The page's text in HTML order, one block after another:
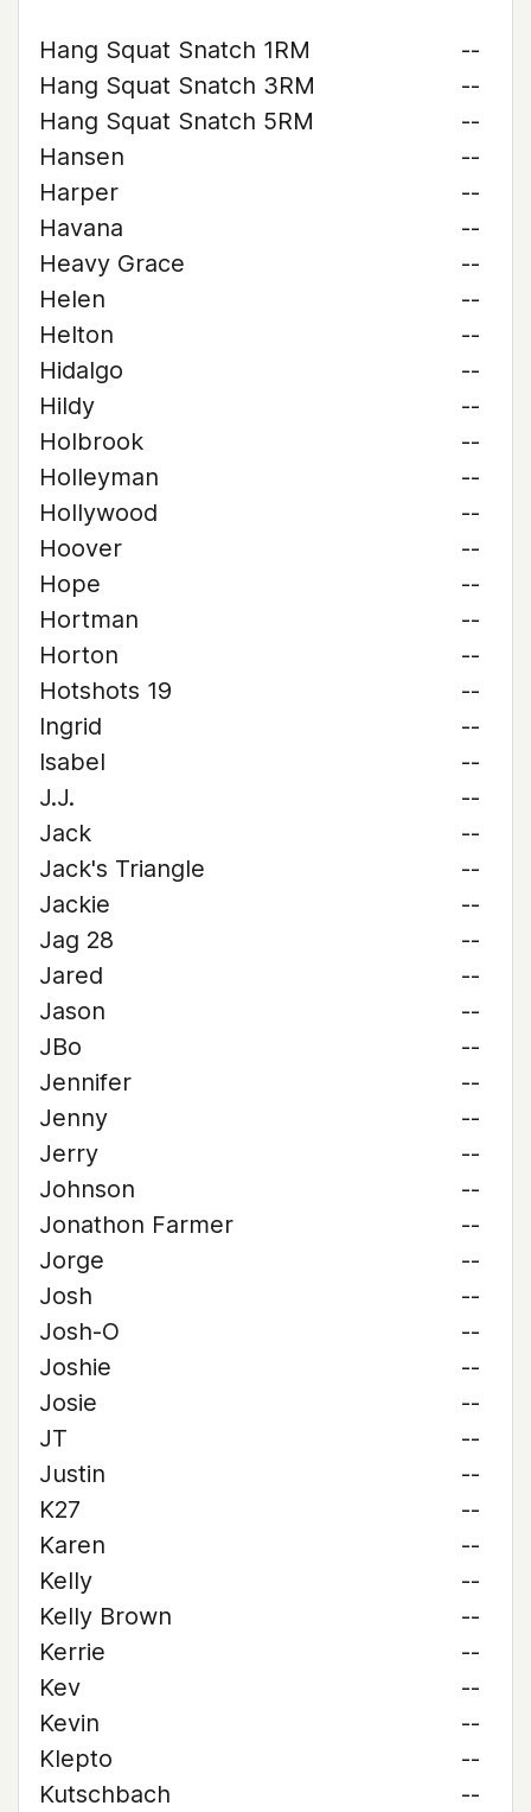
Hang Squat Snatch 1RM
--
Hang Squat Snatch 3RM
--
Hang Squat Snatch 5RM
--
Hansen
--
Harper
--
Havana
--
Heavy Grace
--
Helen
--
Helton
--
Hidalgo
--
Hildy
--
Holbrook
--
Holleyman
--
Hollywood
--
Hoover
--
Hope
--
Hortman
--
Horton
--
Hotshots 19
--
Ingrid
--
Isabel
--
J.J.
--
Jack
--
Jack's Triangle
--
Jackie
--
Jag 28
--
Jared
--
Jason
--
JBo
--
Jennifer
--
Jenny
--
Jerry
--
Johnson
--
Jonathon Farmer
--
Jorge
--
Josh
--
Josh-O
--
Joshie
--
Josie
--
JT
--
Justin
--
K27
--
Karen
--
Kelly
--
Kelly Brown
--
Kerrie
--
Kev
--
Kevin
--
Klepto
--
Kutschbach
--